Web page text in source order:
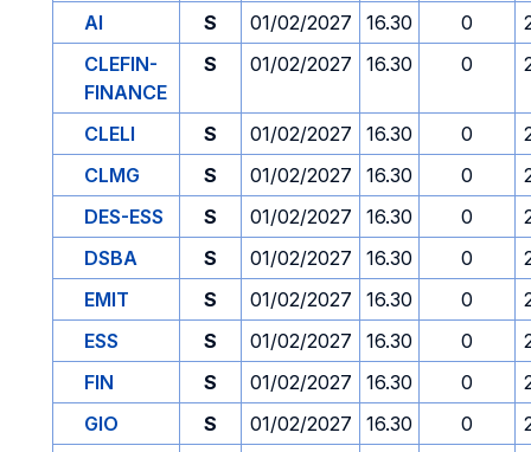
AI
S 01/02/2027 16.30 0
CLEFIN-
FINANCE
S 01/02/2027 16.30 0
CLELI S 01/02/2027 16.30 0
CLMG
S 01/02/2027 16.30 0
DES-ESS
S 01/02/2027 16.30 0
DSBA
S 01/02/2027 16.30 0
EMIT
S 01/02/2027 16.30 0
ESS
S 01/02/2027 16.30 0
FIN
S 01/02/2027 16.30 0
GIO
S 01/02/2027 16.30 0